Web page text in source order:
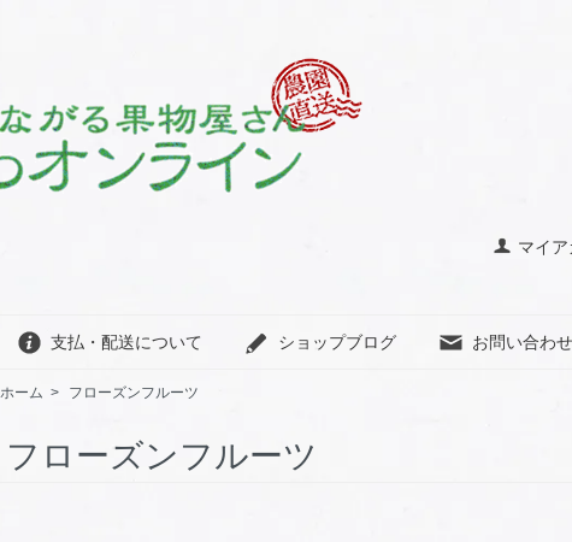
マイア
支払・配送について ショップブログ お問い合わせ
ホーム > フローズンフルーツ
フローズンフルーツ